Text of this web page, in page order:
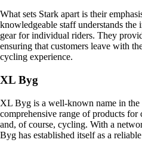
What sets Stark apart is their
knowledgeable staff understands
gear for individual riders. They
ensuring that customers leave with
cycling experience.
XL Byg
XL Byg is a well-known name in
comprehensive range of products
and, of course, cycling. With a
Byg has established itself as a